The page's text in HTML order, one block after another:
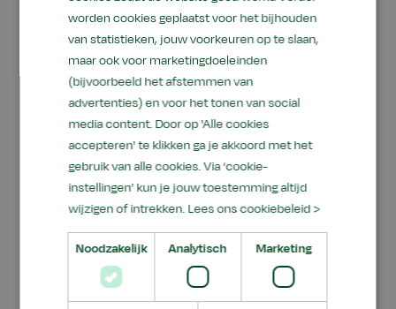
van vloerverwarming.
Vorig jaar trok de Dag van de Warmtepomp in
Ede meer dan 200 bezoekers. Diederik Samsom
- onderhandelaar voor het onlangs
gepresenteerde landelijk klimaatakkoord - was
een van de sprekers. In de komende decennia
moeten 7 miljoen woningen en meer dan een
miljoen andere gebouwen worden
verduurzaamd, ofwel zonder gebruik van
fossiele energie worden gekoeld en verwarmd.
Aeres Tech heeft in de afgelopen twee jaar zelf
worden cookies geplaatst voor het bijhouden
van statistieken, jouw voorkeuren op te slaan,
maar ook voor marketingdoeleinden
(bijvoorbeeld het afstemmen van
advertenties) en voor het tonen van social
media content. Door op 'Alle cookies
accepteren' te klikken ga je akkoord met het
gebruik van alle cookies. Via ‘cookie-
instellingen’ kun je jouw toestemming altijd
wijzigen of intrekken. Lees ons cookiebeleid >
Noodzakelijk Analytisch Marketing